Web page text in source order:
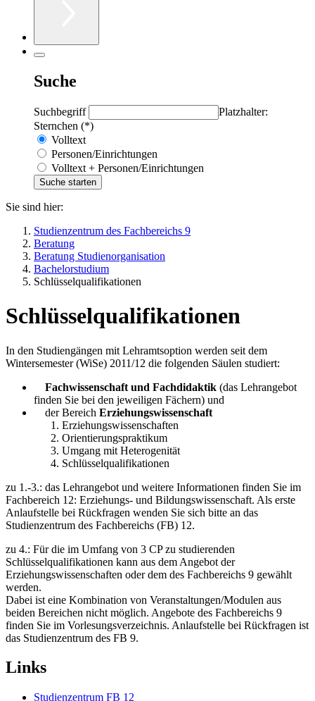
Suche
Suchbegriff
Platzhalter:
Sternchen (*)
Volltext
Personen/Einrichtungen
Volltext + Personen/Einrichtungen
Sie sind hier:
Studienzentrum des Fachbereichs 9
Beratung
Beratung Studienorganisation
Bachelorstudium
Schlüsselqualifikationen
Schlüsselqualifikationen
In den Studiengängen mit Lehramtsoption werden seit dem
Wintersemester (WiSe) 2011/12 die folgenden Säulen studiert:
Fachwissenschaft und Fachdidaktik (das Lehrangebot
finden Sie bei den jeweiligen Fächern) und
der Bereich Erziehungswissenschaft
Erziehungswissenschaften
Orientierungspraktikum
Umgang mit Heterogenität
Schlüsselqualifikationen
zu 1.-3.: das Lehrangebot und weitere Informationen finden Sie im
Fachbereich 12: Erziehungs- und Bildungswissenschaft. Als erste
Anlaufstelle bei Rückfragen wenden Sie sich bitte an das
Studienzentrum des Fachbereichs (FB) 12.
zu 4.: Für die im Umfang von 3 CP zu studierenden
Schlüsselqualifikationen kann aus dem Angebot der
Erziehungswissenschaften oder dem des Fachbereichs 9 gewählt
werden.
Dabei ist eine Kombination von Veranstaltungen/Modulen aus
beiden Bereichen nicht möglich. Angebote des Fachbereichs 9
finden Sie im Vorlesungsverzeichnis. Anlaufstelle bei Rückfragen ist
das Studienzentrum des FB 9.
Links
Studienzentrum FB 12